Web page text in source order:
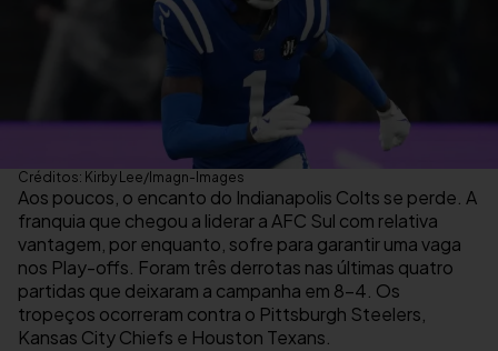
Créditos: Kirby Lee/Imagn-Images
Aos poucos, o encanto do Indianapolis Colts se perde. A
franquia que chegou a liderar a AFC Sul com relativa
vantagem, por enquanto, sofre para garantir uma vaga
nos Play-offs. Foram três derrotas nas últimas quatro
partidas que deixaram a campanha em 8-4. Os
tropeços ocorreram contra o Pittsburgh Steelers,
Kansas City Chiefs e Houston Texans.